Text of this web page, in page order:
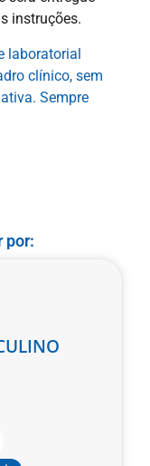
instruções.
laboratorial
clínico, sem
Sempre
por: